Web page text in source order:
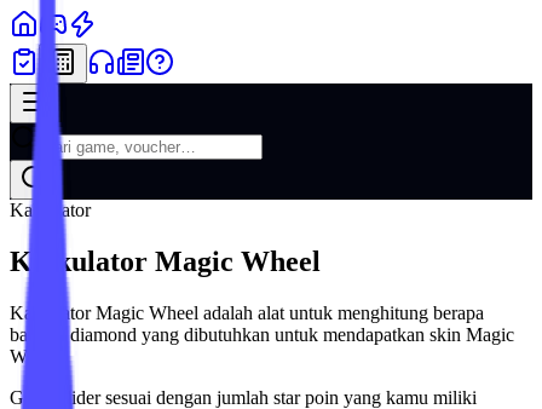
Kalkulator
Kalkulator Magic Wheel
Kalkulator Magic Wheel adalah alat untuk menghitung berapa
banyak diamond yang dibutuhkan untuk mendapatkan skin Magic
Wheel.
Geser slider sesuai dengan jumlah star poin yang kamu miliki